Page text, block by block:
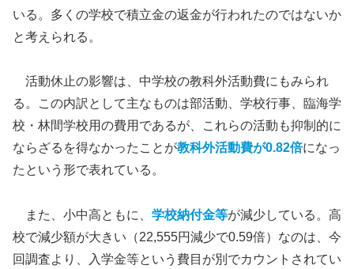
いる。多くの学校で積立金の返金が行われたのではないか
と考えられる。
活動休止の影響は、中学校の教科外活動費にもみられ
る。この内訳として主なものは部活動、学校行事、臨海学
校・林間学校用の費用であるが、これらの活動も抑制的に
ならざるを得なかったことが教科外活動費が0.82倍になっ
たという形で表れている。
また、小中高ともに、 学校納付金等が減少している。高
校で減少額が大きい（22,555円減少で0.59倍）なのは、今
回調査より、入学金等という費目が別でカウントされてい